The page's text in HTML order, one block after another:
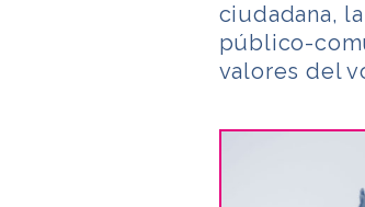
ciudadana,
público-
valores del